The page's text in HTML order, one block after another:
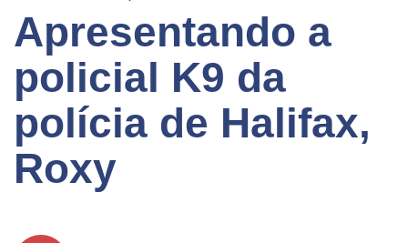
Apresentando a
policial K9 da
polícia de Halifax,
Roxy